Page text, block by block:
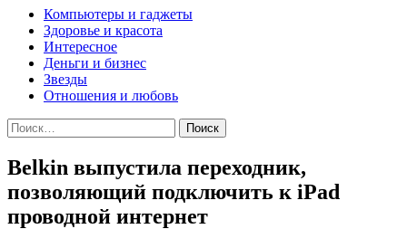
Компьютеры и гаджеты
Здоровье и красота
Интересное
Деньги и бизнес
Звезды
Отношения и любовь
Найти:
Belkin выпустила переходник,
позволяющий подключить к iPad
проводной интернет